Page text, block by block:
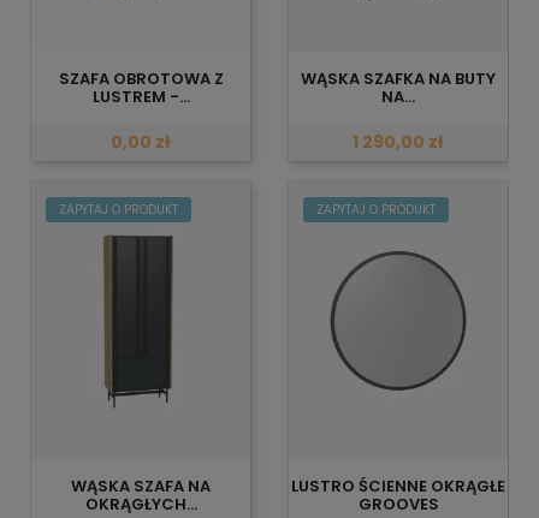
SZAFA OBROTOWA Z
LUSTREM -...
0,00 zł
WĄSKA SZAFKA NA BUTY
NA...
1 290,00 zł
ZAPYTAJ O PRODUKT
WĄSKA SZAFA NA
OKRĄGŁYCH...
ZAPYTAJ O PRODUKT
LUSTRO ŚCIENNE OKRĄGŁE
GROOVES